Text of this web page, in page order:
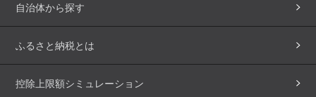
自治体から探す
ふるさと納税とは
控除上限額シミュレーション